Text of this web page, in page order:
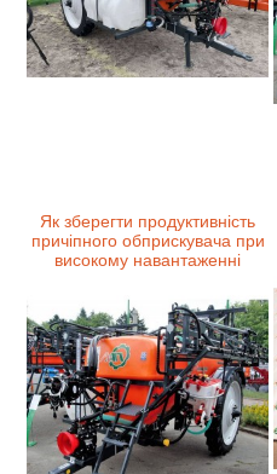
Як зберегти продуктивність
причіпного обприскувача при
високому навантаженні